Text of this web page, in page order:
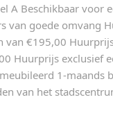
A Beschikbaar voor
van goede omvang
van €195,00
Huurprijs exclusief
1-maands
van het